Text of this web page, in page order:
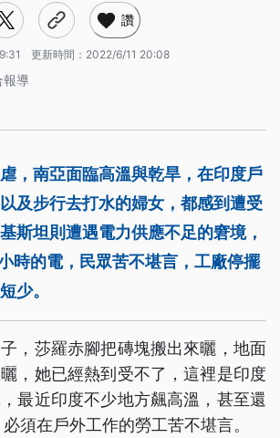
讚
更新時間： 2022/6/11 20:08
報導
，南亞面臨高溫與乾旱，在印度戶
及步行去打水的婦女，都感到遭受
斯坦則遭遇電力供應不足的窘境，
時的電，民眾苦不堪言，工廠停擺
少。
，莎羅赤腳把磚塊搬出來曬，地面
，她已經熱到受不了，這裡是印度
最近印度不少地方飆高溫，甚至還
須在戶外工作的勞工苦不堪言。